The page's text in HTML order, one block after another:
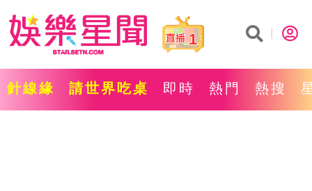
1
針線緣 請世界吃桌 即時 熱門 熱搜